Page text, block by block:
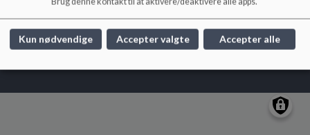
Cookie politik
Kun nødvendige Accepter valgte Accepter alle